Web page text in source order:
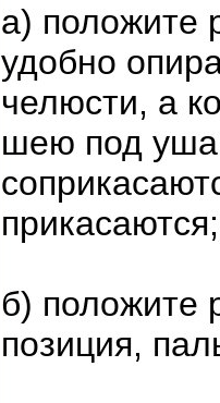
а) положите
удобно
челюсти, а
шею под
прикасаются;
б) положите
позиция,